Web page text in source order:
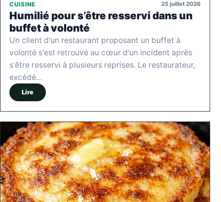
CUISINE 25 juillet 2026
Humilié pour s’être resservi dans un
buffet à volonté
Un client d'un restaurant proposant un buffet à
volonté s'est retrouvé au cœur d'un incident après
s'être resservi à plusieurs reprises. Le restaurateur,
excédé…
Lire